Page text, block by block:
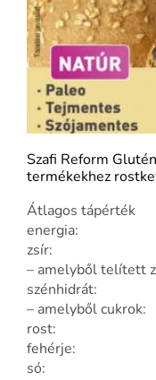
Szafi Reform
termékekhez
Átlagos tápérték
energia:
zsír:
– amelyből telített
szénhidrát:
– amelyből cukrok:
rost:
fehérje:
só: